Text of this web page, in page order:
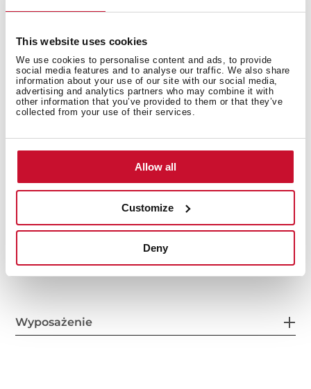
This website uses cookies
We use cookies to personalise content and ads, to provide
social media features and to analyse our traffic. We also share
information about your use of our site with our social media,
advertising and analytics partners who may combine it with
other information that you’ve provided to them or that they’ve
collected from your use of their services.
Allow all
Customize
Deny
Inne
Wyposażenie